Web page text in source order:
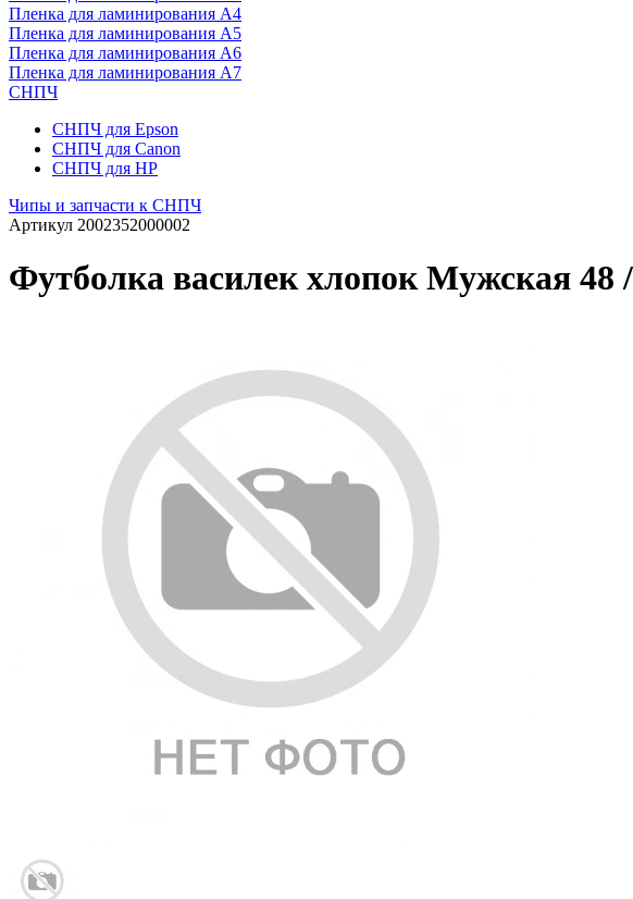
Пленка для ламинирования А4
Пленка для ламинирования А5
Пленка для ламинирования А6
Пленка для ламинирования А7
СНПЧ
СНПЧ для Epson
СНПЧ для Canon
СНПЧ для HP
Чипы и запчасти к СНПЧ
Артикул 2002352000002
Футболка василек хлопок Мужская 48